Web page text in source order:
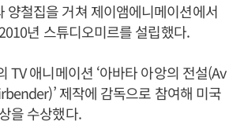
양철집을 거쳐 제이앰에니메이션에서
년 스튜디오미르를 설립했다.
TV 애니메이션 ‘아바타 아앙의 전설(Av
제작에 감독으로 참여해 미국
을 수상했다.